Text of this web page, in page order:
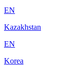
EN
Kazakhstan
EN
Korea